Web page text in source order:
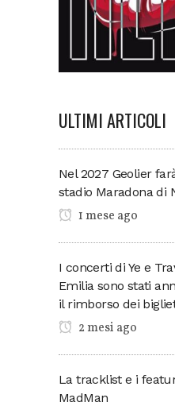
ULTIMI ARTICOLI
Nel 2027 Geolier
stadio Maradona di
1 mese ago
I concerti di Ye e
Emilia sono stati
il rimborso dei
2 mesi ago
La tracklist e i
MadMan